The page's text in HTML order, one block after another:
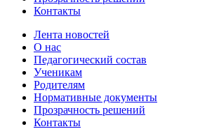
Контакты
Лента новостей
О нас
Педагогический состав
Ученикам
Родителям
Нормативные документы
Прозрачность решений
Контакты